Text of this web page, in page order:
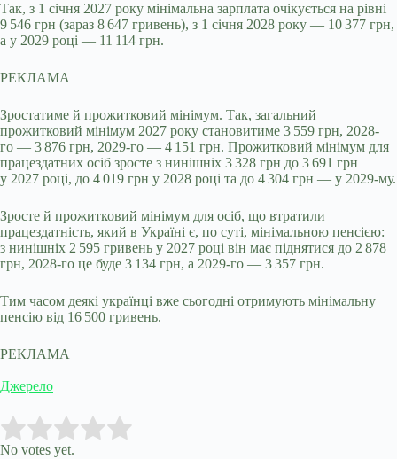
Так, з 1 січня 2027 року мінімальна зарплата очікується на рівні
9 546 грн (зараз 8 647 гривень), з 1 січня 2028 року — 10 377 грн,
а у 2029 році — 11 114 грн.
РЕКЛАМА
Зростатиме й прожитковий мінімум. Так, загальний
прожитковий мінімум 2027 року становитиме 3 559 грн, 2028-
го — 3 876 грн, 2029-го — 4 151 грн. Прожитковий мінімум для
працездатних осіб зросте з нинішніх 3 328 грн до 3 691 грн
у 2027 році, до 4 019 грн у 2028 році та до 4 304 грн — у 2029-му.
Зросте й прожитковий мінімум для осіб, що втратили
працездатність, який в Україні є, по суті, мінімальною пенсією:
з нинішніх 2 595 гривень у 2027 році він має піднятися до 2 878
грн, 2028-го це буде 3 134 грн, а 2029-го — 3 357 грн.
Тим часом деякі українці вже сьогодні отримують мінімальну
пенсію від 16 500 гривень.
РЕКЛАМА
Джерело
Rate this item:
No votes yet.